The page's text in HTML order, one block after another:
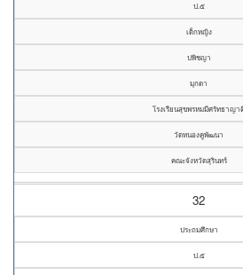
ป.๕
เด็กหญิง
ปพิชญา
มุกดา
โรงเรียนสุขพรหมมีศรัทธาญา
วัดหนองคูพัฒนา
คณะจังหวัดสุรินทร์
32
ประถมศึกษา
ป.๕